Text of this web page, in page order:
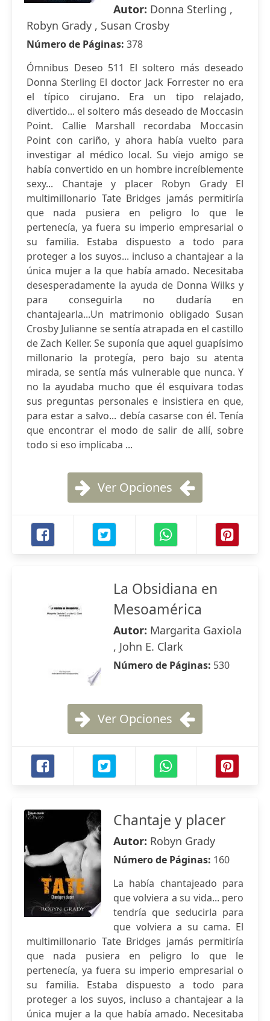
Autor: Donna Sterling ,
Robyn Grady , Susan Crosby
Número de Páginas: 378
Ómnibus Deseo 511 El soltero más deseado
Donna Sterling El doctor Jack Forrester no era
el típico cirujano. Era un tipo relajado,
divertido... el soltero más deseado de Moccasin
Point. Callie Marshall recordaba Moccasin
Point con cariño, y ahora había vuelto para
investigar al médico local. Su viejo amigo se
había convertido en un hombre increíblemente
sexy... Chantaje y placer Robyn Grady El
multimillonario Tate Bridges jamás permitiría
que nada pusiera en peligro lo que le
pertenecía, ya fuera su imperio empresarial o
su familia. Estaba dispuesto a todo para
proteger a los suyos... incluso a chantajear a la
única mujer a la que había amado. Necesitaba
desesperadamente la ayuda de Donna Wilks y
para conseguirla no dudaría en
chantajearla...Un matrimonio obligado Susan
Crosby Julianne se sentía atrapada en el castillo
de Zach Keller. Se suponía que aquel guapísimo
millonario la protegía, pero bajo su atenta
mirada, se sentía más vulnerable que nunca. Y
no la ayudaba mucho que él esquivara todas
sus preguntas personales e insistiera en que,
para estar a salvo... debía casarse con él. Tenía
que encontrar el modo de salir de allí, sobre
todo si eso implicaba ...
Ver Opciones
La Obsidiana en
Mesoamérica
Autor: Margarita Gaxiola
, John E. Clark
Número de Páginas: 530
Ver Opciones
Chantaje y placer
Autor: Robyn Grady
Número de Páginas: 160
La había chantajeado para
que volviera a su vida... pero
tendría que seducirla para
que volviera a su cama. El
multimillonario Tate Bridges jamás permitiría
que nada pusiera en peligro lo que le
pertenecía, ya fuera su imperio empresarial o
su familia. Estaba dispuesto a todo para
proteger a los suyos, incluso a chantajear a la
única mujer a la que había amado. Necesitaba